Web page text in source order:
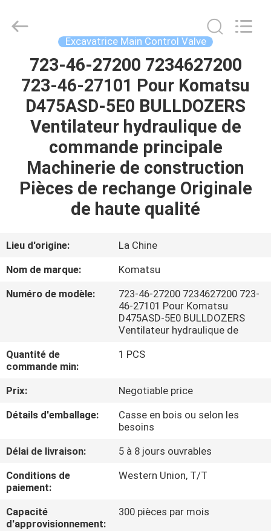
APERÇU
PRODUITS
VIDÉOS
VR
SHOW
A
PROPOS
NOUS
D'USINE
CONTRÔLE
DE
QUALITÉ
CONTACT
Machinery
Excavatrice Main Control Valve
723-46-27200 7234627200
723-46-27101 Pour Komatsu
D475ASD-5E0 BULLDOZERS
Ventilateur hydraulique de
commande principale
Machinerie de construction
Pièces de rechange Originale
de haute qualité
Lieu d'origine:
La Chine
Nom de marque:
Komatsu
Numéro de modèle:
723-46-27200 7234627200 723-
46-27101 Pour Komatsu
D475ASD-5E0 BULLDOZERS
Ventilateur hydraulique de
Quantité de
commande min:
1 PCS
Prix:
Negotiable price
Détails d'emballage:
Casse en bois ou selon les
besoins
Délai de livraison:
5 à 8 jours ouvrables
Conditions de
paiement:
Western Union, T/T
Capacité
d'approvisionnement:
300 pièces par mois